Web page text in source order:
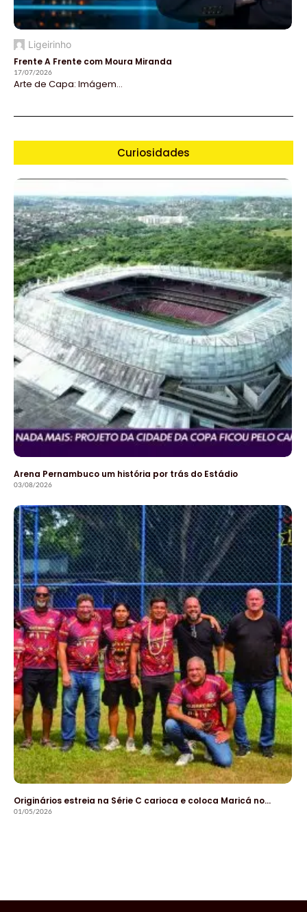
Ligeirinho
Frente A Frente com Moura Miranda
17/07/2026
Arte de Capa: Imágem...
Curiosidades
Arena Pernambuco um história por trás do Estádio
03/08/2026
Originários estreia na Série C carioca e coloca Maricá no…
01/05/2026